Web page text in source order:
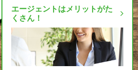
エージェントはメリットがた
くさん！